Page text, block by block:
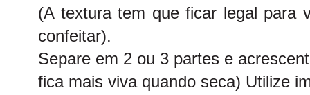
(A textura tem que ficar legal para
confeitar).
Separe em 2 ou 3 partes e
fica mais viva quando seca) Utilize